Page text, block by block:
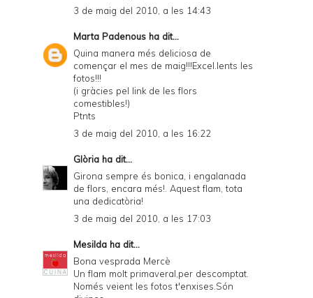
3 de maig del 2010, a les 14:43
Marta Padenous ha dit...
Quina manera més deliciosa de
començar el mes de maig!!!Excel.lents les
fotos!!!
(i gràcies pel link de les flors
comestibles!)
Ptnts
3 de maig del 2010, a les 16:22
Glòria ha dit...
Girona sempre és bonica, i engalanada
de flors, encara més!. Aquest flam, tota
una dedicatòria!
3 de maig del 2010, a les 17:03
Mesilda ha dit...
Bona vesprada Mercè
Un flam molt primaveral,per descomptat.
Només veient les fotos t'enxises.Són